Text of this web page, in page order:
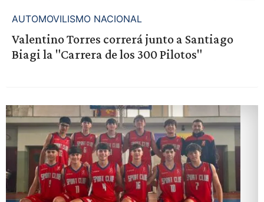
AUTOMOVILISMO NACIONAL
Valentino Torres correrá junto a Santiago
Biagi la "Carrera de los 300 Pilotos"